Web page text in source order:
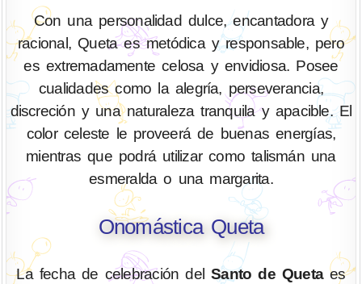
Con una personalidad dulce, encantadora y
racional, Queta es metódica y responsable, pero
es extremadamente celosa y envidiosa. Posee
cualidades como la alegría, perseverancia,
discreción y una naturaleza tranquila y apacible. El
color celeste le proveerá de buenas energías,
mientras que podrá utilizar como talismán una
esmeralda o una margarita.
Onomástica Queta
La fecha de celebración delSanto de Quetaes